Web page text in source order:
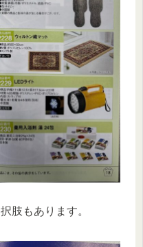
肢もあります。